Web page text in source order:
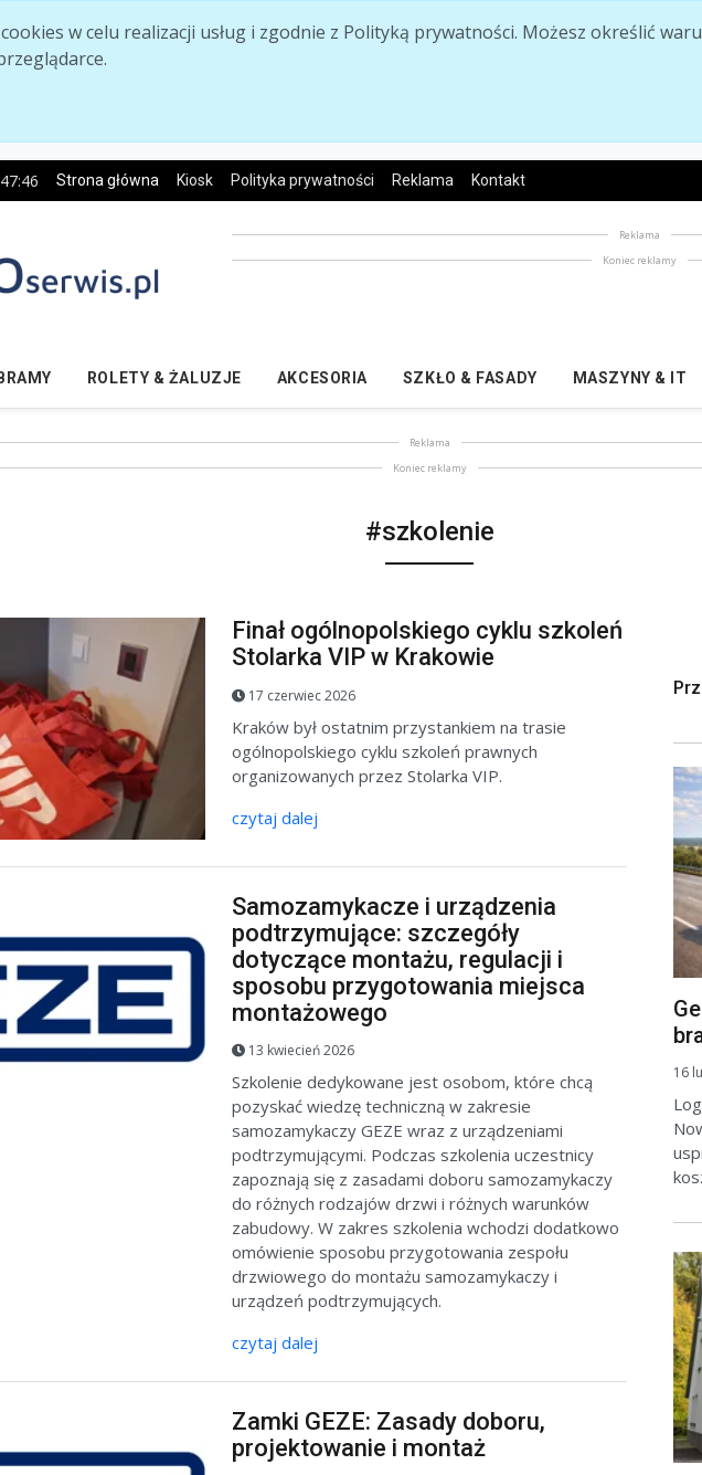
w celu realizacji usług i zgodnie z Polityką prywatności. Możesz określić
Strona główna Kiosk Polityka prywatności Reklama Kontakt
Reklama
Koniec reklamy
BRAMY ROLETY & ŻALUZJE AKCESORIA SZKŁO & FASADY MASZYNY & IT
Reklama
Koniec reklamy
#szkolenie
Finał ogólnopolskiego cyklu szkoleń
Stolarka VIP w Krakowie
17 czerwiec 2026
Kraków był ostatnim przystankiem na trasie
ogólnopolskiego cyklu szkoleń prawnych
organizowanych przez Stolarka VIP.
czytaj dalej
Samozamykacze i urządzenia
podtrzymujące: szczegóły
dotyczące montażu, regulacji i
sposobu przygotowania miejsca
montażowego
13 kwiecień 2026
Szkolenie dedykowane jest osobom, które chcą
pozyskać wiedzę techniczną w zakresie
samozamykaczy GEZE wraz z urządzeniami
podtrzymującymi. Podczas szkolenia uczestnicy
zapoznają się z zasadami doboru samozamykaczy
do różnych rodzajów drzwi i różnych warunków
zabudowy. W zakres szkolenia wchodzi dodatkowo
omówienie sposobu przygotowania zespołu
drzwiowego do montażu samozamykaczy i
urządzeń podtrzymujących.
czytaj dalej
Zamki GEZE: Zasady doboru,
projektowanie i montaż
16